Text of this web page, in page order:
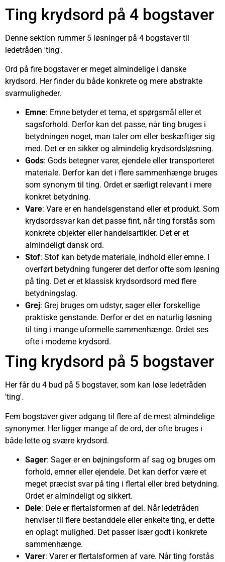
Ting krydsord på 4 bogstaver
Denne sektion rummer 5 løsninger på 4 bogstaver til
ledetråden 'ting'.
Ord på fire bogstaver er meget almindelige i danske
krydsord. Her finder du både konkrete og mere abstrakte
svarmuligheder.
Emne: Emne betyder et tema, et spørgsmål eller et
sagsforhold. Derfor kan det passe, når ting bruges i
betydningen noget, man taler om eller beskæftiger sig
med. Det er en sikker og almindelig krydsordsløsning.
Gods: Gods betegner varer, ejendele eller transporteret
materiale. Derfor kan det i flere sammenhænge bruges
som synonym til ting. Ordet er særligt relevant i mere
konkret betydning.
Vare: Vare er en handelsgenstand eller et produkt. Som
krydsordssvar kan det passe fint, når ting forstås som
konkrete objekter eller handelsartikler. Det er et
almindeligt dansk ord.
Stof: Stof kan betyde materiale, indhold eller emne. I
overført betydning fungerer det derfor ofte som løsning
på ting. Det er et klassisk krydsordsord med flere
betydningslag.
Grej: Grej bruges om udstyr, sager eller forskellige
praktiske genstande. Derfor er det en naturlig løsning
til ting i mange uformelle sammenhænge. Ordet ses
ofte i moderne krydsord.
Ting krydsord på 5 bogstaver
Her får du 4 bud på 5 bogstaver, som kan løse ledetråden
'ting'.
Fem bogstaver giver adgang til flere af de mest almindelige
synonymer. Her ligger mange af de ord, der ofte bruges i
både lette og svære krydsord.
Sager: Sager er en bøjningsform af sag og bruges om
forhold, emner eller ejendele. Det kan derfor være et
meget præcist svar på ting i flertal eller bred betydning.
Ordet er almindeligt og sikkert.
Dele: Dele er flertalsformen af del. Når ledetråden
henviser til flere bestanddele eller enkelte ting, er dette
en oplagt mulighed. Det passer især godt i konkrete
sammenhænge.
Varer: Varer er flertalsformen af vare. Når ting forstås